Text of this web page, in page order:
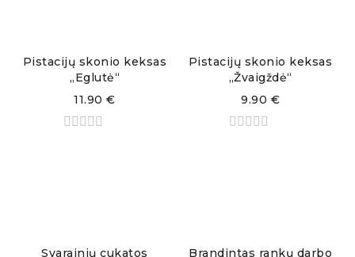
Pistacijų skonio keksas
„Eglutė“
11.90€
Pistacijų skonio keksas
„Žvaigždė“
9.90 €
Svarainių cukatos
Brandintas rankų darbo